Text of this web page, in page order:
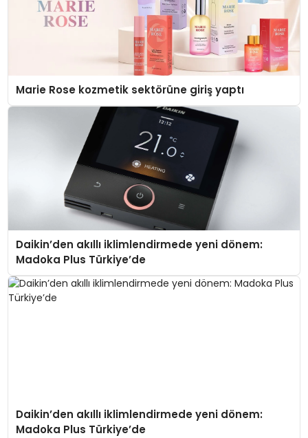
Marie Rose kozmetik sektörüne giriş yaptı
Daikin’den akıllı iklimlendirmede yeni dönem:
Madoka Plus Türkiye’de
Daikin’den akıllı iklimlendirmede yeni dönem:
Madoka Plus Türkiye’de